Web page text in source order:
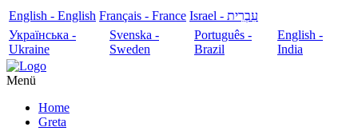
English - English Français - France
עִבְרִית - Israel
Українська -
Ukraine
Svenska -
Sweden
Português -
Brazil
English -
India
Menü
Home
Greta